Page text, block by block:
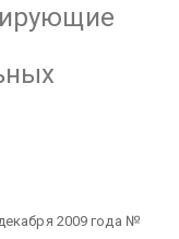
2009 года №